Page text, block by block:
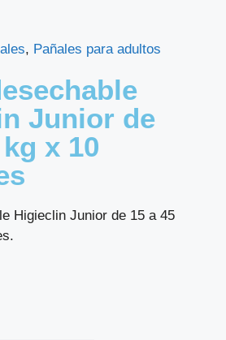
, Pañales para adultos
Junior de
x 10
Higieclin Junior de 15 a 45